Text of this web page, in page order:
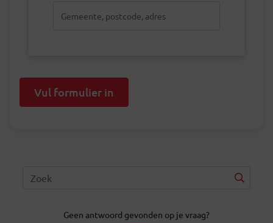
Vul formulier in
Geen antwoord gevonden op je vraag?